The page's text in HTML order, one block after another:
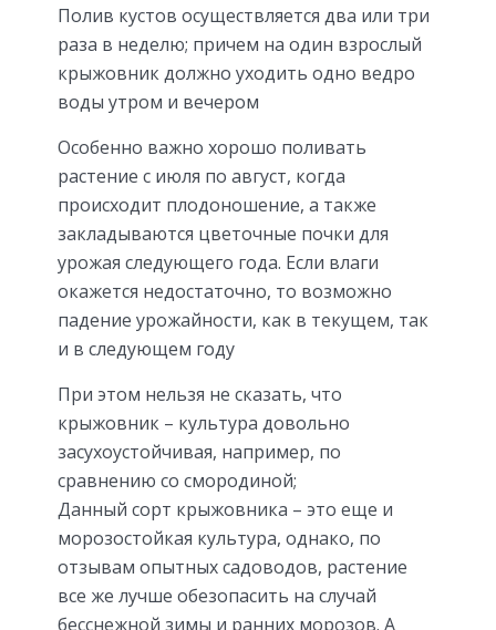
Полив кустов осуществляется два или три
раза в неделю; причем на один взрослый
крыжовник должно уходить одно ведро
воды утром и вечером
Особенно важно хорошо поливать
растение с июля по август, когда
происходит плодоношение, а также
закладываются цветочные почки для
урожая следующего года. Если влаги
окажется недостаточно, то возможно
падение урожайности, как в текущем, так
и в следующем году
При этом нельзя не сказать, что
крыжовник – культура довольно
засухоустойчивая, например, по
сравнению со смородиной;
Данный сорт крыжовника – это еще и
морозостойкая культура, однако, по
отзывам опытных садоводов, растение
все же лучше обезопасить на случай
бесснежной зимы и ранних морозов. А